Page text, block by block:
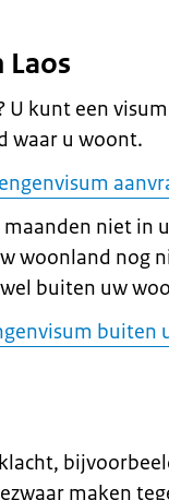
U kunt een
waar u woont.
niet in
woonland nog
buiten uw
maken